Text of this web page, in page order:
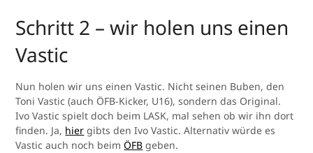
Schritt 2 – wir holen uns einen
Vastic
Nun holen wir uns einen Vastic. Nicht seinen Buben, den
Toni Vastic (auch ÖFB-Kicker, U16), sondern das Original.
Ivo Vastic spielt doch beim LASK, mal sehen ob wir ihn dort
finden. Ja, hier gibts den Ivo Vastic. Alternativ würde es
Vastic auch noch beimÖFB geben.